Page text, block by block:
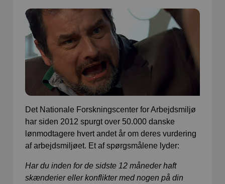
Det Nationale Forskningscenter for Arbejdsmiljø
har siden 2012 spurgt over 50.000 danske
lønmodtagere hvert andet år om deres vurdering
af arbejdsmiljøet. Et af spørgsmålene lyder:
Har du inden for de sidste 12 måneder haft
skænderier eller konflikter med nogen på din